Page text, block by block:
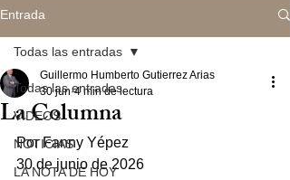
Entrada
Todas las entradas
VIDEOS
NOTICIAS
LA NOTA DE HOY
Todas las entradas
La Columna
Guillermo Humberto Gutierrez Arias
30 jun 4 min de lectura
Por Fanny Yépez
30 de junio de 2026